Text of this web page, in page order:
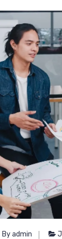
By admin